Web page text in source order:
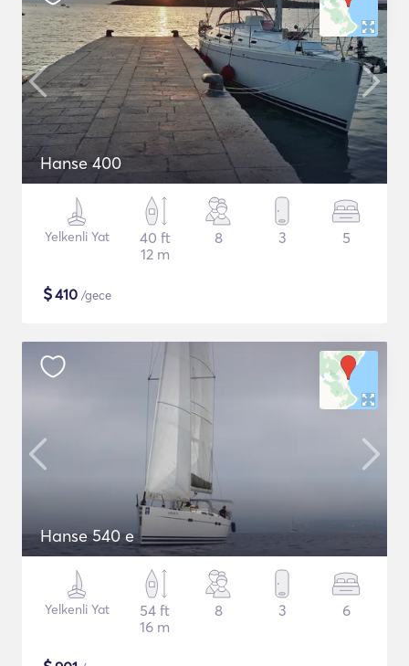
Hanse 400
Yelkenli Yat
40 ft
12 m
8 3 5
$410 /gece
Hanse 540 e
Yelkenli Yat
54 ft
16 m
8 3 6